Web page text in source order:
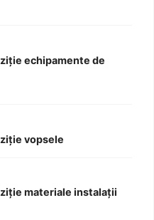
echipamente de
vopsele
materiale instalații